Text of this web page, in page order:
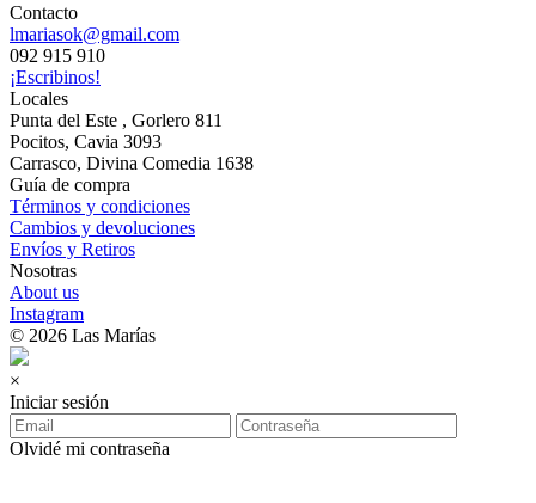
Contacto
lmariasok@gmail.com
092 915 910
¡Escribinos!
Locales
Punta del Este , Gorlero 811
Pocitos, Cavia 3093
Carrasco, Divina Comedia 1638
Guía de compra
Términos y condiciones
Cambios y devoluciones
Envíos y Retiros
Nosotras
About us
Instagram
© 2026 Las Marías
×
Iniciar sesión
Olvidé mi contraseña